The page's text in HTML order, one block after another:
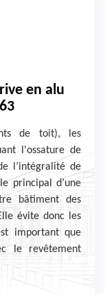
en alu
de toit), les
l'ossature de
l’intégralité de
principal d’une
bâtiment des
évite donc les
important que
le revêtement